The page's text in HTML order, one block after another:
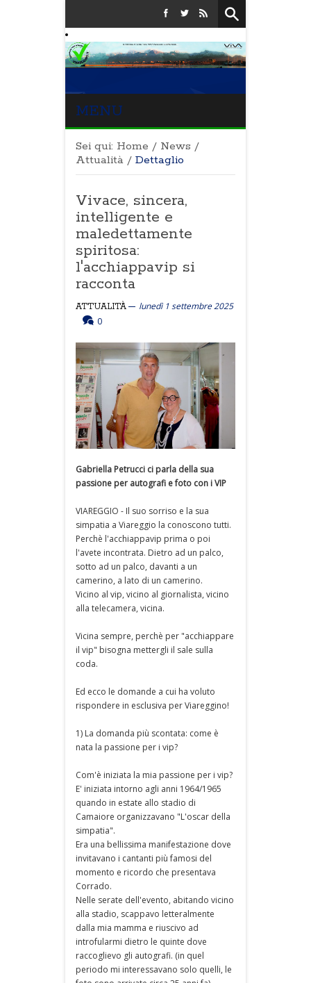
MENU
Sei qui: Home / News /
Attualità / Dettaglio
Vivace, sincera,
intelligente e
maledettamente
spiritosa:
l'acchiappavip si
racconta
ATTUALITÀ
lunedì 1 settembre 2025
0
Gabriella Petrucci ci parla della sua
passione per autografi e foto con i VIP
VIAREGGIO - Il suo sorriso e la sua
simpatia a Viareggio la conoscono tutti.
Perchè l'acchiappavip prima o poi
l'avete incontrata. Dietro ad un palco,
sotto ad un palco, davanti a un
camerino, a lato di un camerino.
Vicino al vip, vicino al giornalista, vicino
alla telecamera, vicina.
Vicina sempre, perchè per "acchiappare
il vip" bisogna mettergli il sale sulla
coda.
Ed ecco le domande a cui ha voluto
rispondere in esclusiva per Viareggino!
1) La domanda più scontata: come è
nata la passione per i vip?
Com'è iniziata la mia passione per i vip?
E' iniziata intorno agli anni 1964/1965
quando in estate allo stadio di
Camaiore organizzavano "L'oscar della
simpatia".
Era una bellissima manifestazione dove
invitavano i cantanti più famosi del
momento e ricordo che presentava
Corrado.
Nelle serate dell'evento, abitando vicino
alla stadio, scappavo letteralmente
dalla mia mamma e riuscivo ad
introfularmi dietro le quinte dove
raccoglievo gli autografi. (in quel
periodo mi interessavano solo quelli, le